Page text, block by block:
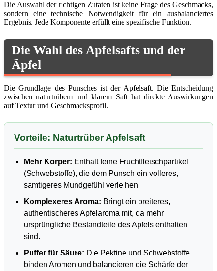
Die Auswahl der richtigen Zutaten ist keine Frage des Geschmacks,
sondern eine technische Notwendigkeit für ein ausbalanciertes
Ergebnis. Jede Komponente erfüllt eine spezifische Funktion.
Die Wahl des Apfelsafts und der
Äpfel
Die Grundlage des Punsches ist der Apfelsaft. Die Entscheidung
zwischen naturtrübem und klarem Saft hat direkte Auswirkungen
auf Textur und Geschmacksprofil.
Vorteile: Naturtrüber Apfelsaft
Mehr Körper: Enthält feine Fruchtfleischpartikel
(Schwebstoffe), die dem Punsch ein volleres,
samtigeres Mundgefühl verleihen.
Komplexeres Aroma: Bringt ein breiteres,
authentischeres Apfelaroma mit, da mehr
ursprüngliche Bestandteile des Apfels enthalten
sind.
Puffer für Säure: Die Pektine und Schwebstoffe
binden Aromen und balancieren die Schärfe der